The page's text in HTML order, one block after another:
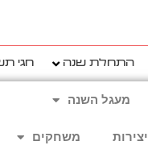
התחלת שנה חגי
מעגל השנה
יצירות משחקים